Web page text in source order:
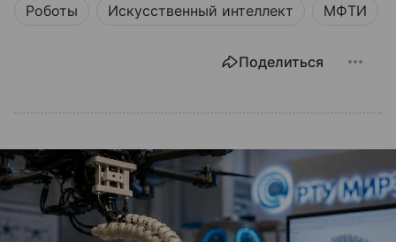
Роботы Искусственный интеллект МФТИ
Поделиться